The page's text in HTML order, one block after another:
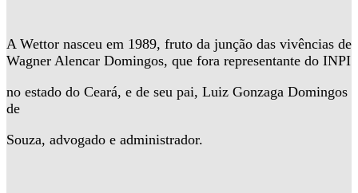
A Wettor nasceu em 1989, fruto da junção das vivências de
Wagner Alencar Domingos, que fora representante do INPI
no estado do Ceará, e de seu pai, Luiz Gonzaga Domingos
de
Souza, advogado e administrador.